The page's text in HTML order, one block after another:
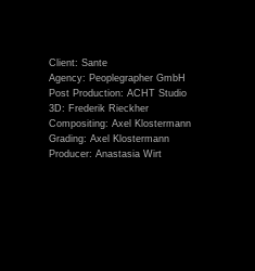
Client: Sante
Agency: Peoplegrapher GmbH
Post Production: ACHT Studio
3D: Frederik Rieckher
Compositing: Axel Klostermann
Grading: Axel Klostermann
Producer: Anastasia Wirt